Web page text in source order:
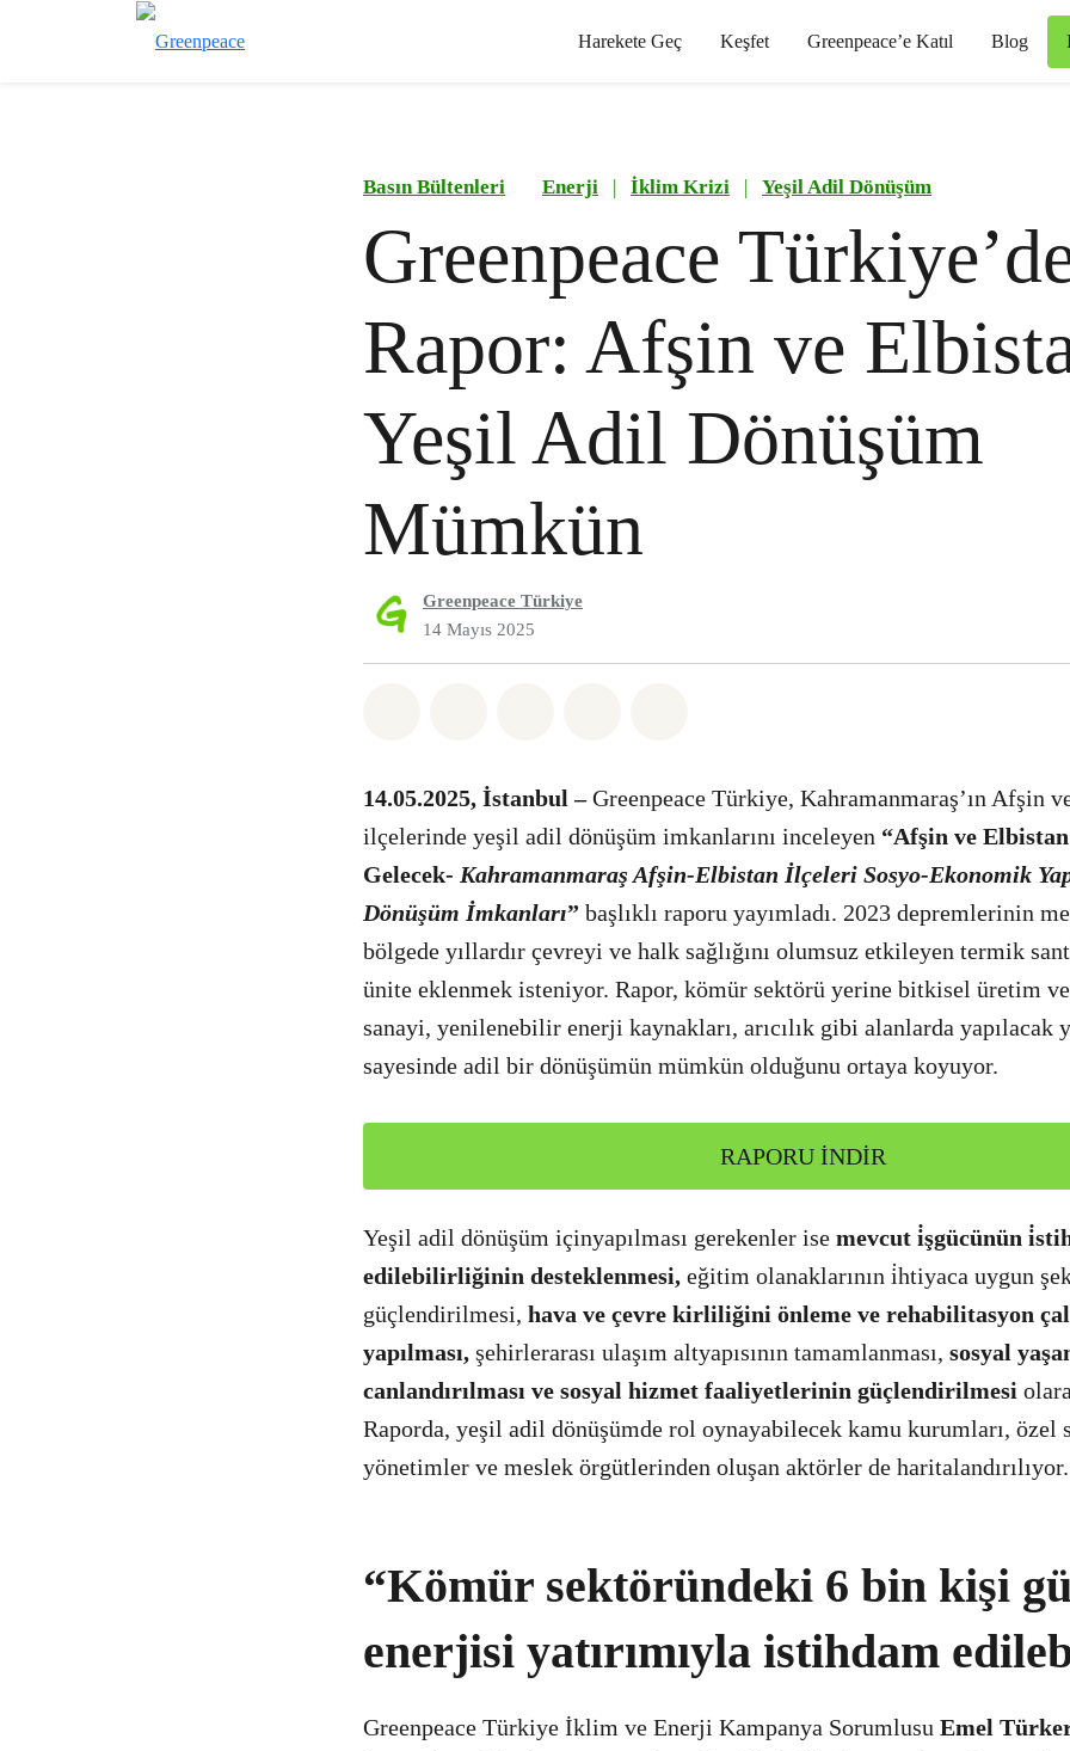
Harekete Geç Keşfet Greenpeace’e Katıl Blog
Basın Bültenleri Enerji | İklim Krizi | Yeşil Adil Dönüşüm
Greenpeace
Rapor: Afşin ve
Yeşil Adil Dönüşüm
Mümkün
Greenpeace Türkiye
14 Mayıs 2025
14.05.2025, İstanbul –Greenpeace Türkiye, Kahramanmaraş’ın Afşin
ilçelerinde yeşil adil dönüşüm imkanlarını inceleyen “Afşin ve
Gelecek- Kahramanmaraş Afşin-Elbistan İlçeleri Sosyo-Ekonomik
Dönüşüm İmkanları” başlıklı raporu yayımladı. 2023 depremlerinin
bölgede yıllardır çevreyi ve halk sağlığını olumsuz etkileyen termik
ünite eklenmek isteniyor. Rapor, kömür sektörü yerine bitkisel üretim ve
sanayi, yenilenebilir enerji kaynakları, arıcılık gibi alanlarda yapılacak
sayesinde adil bir dönüşümün mümkün olduğunu ortaya koyuyor.
RAPORU İNDİR
Yeşil adil dönüşüm içinyapılması gerekenler ise mevcut i̇şgücünün
edilebilirliğinin desteklenmesi, eğitim olanaklarının i̇htiyaca uygun
güçlendirilmesi, hava ve çevre kirliliğini önleme ve rehabilitasyon
yapılması, şehirlerarası ulaşım altyapısının tamamlanması, sosyal
canlandırılması ve sosyal hizmet faaliyetlerinin güçlendirilmesi
Raporda, yeşil adil dönüşümde rol oynayabilecek kamu kurumları, özel
yönetimler ve meslek örgütlerinden oluşan aktörler de haritalandırılıyor.
“Kömür sektöründeki 6 bin kişi
enerjisi yatırımıyla istihdam
Greenpeace Türkiye İklim ve Enerji Kampanya Sorumlusu Emel